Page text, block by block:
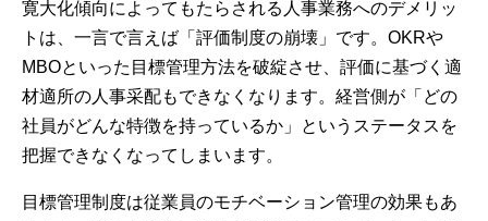
寛大化傾向によってもたらされる人事業務へのデメリッ
トは、一言で言えば「評価制度の崩壊」です。OKRや
MBOといった目標管理方法を破綻させ、評価に基づく適
材適所の人事采配もできなくなります。経営側が「どの
社員がどんな特徴を持っているか」というステータスを
把握できなくなってしまいます。
目標管理制度は従業員のモチベーション管理の効果もあ